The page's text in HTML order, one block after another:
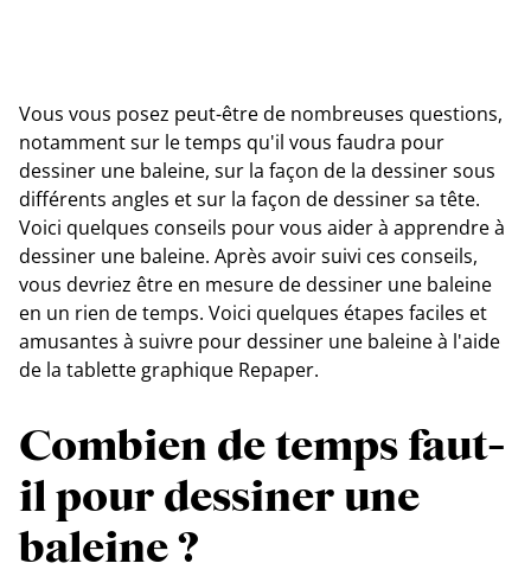
Vous vous posez peut-être de nombreuses questions,
notamment sur le temps qu'il vous faudra pour
dessiner une baleine, sur la façon de la dessiner sous
différents angles et sur la façon de dessiner sa tête.
Voici quelques conseils pour vous aider à apprendre à
dessiner une baleine. Après avoir suivi ces conseils,
vous devriez être en mesure de dessiner une baleine
en un rien de temps. Voici quelques étapes faciles et
amusantes à suivre pour dessiner une baleine à l'aide
de la tablette graphique Repaper.
Combien de temps faut-
il pour dessiner une
baleine ?